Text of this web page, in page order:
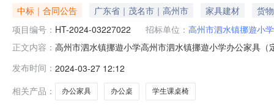
中标｜合同公告 广东省｜茂名市｜高州市 家具建材
货物
项目编号： HT-2024-03227022 招标单位： 高州市泗水镇挪遊小学
正文内容： 高州市泗水镇挪遊小学高州市泗水镇挪遊小学办公家具
(甲方)：高州市泗水镇挪遊小学地址：广东省-茂名市-高
发布时间： 2024-03-27 12:12
相关产品：
办公家具 办公桌 学生课桌椅